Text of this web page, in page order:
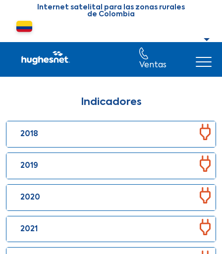
Skip to main content
Internet satelital para las zonas rurales
de Colombia
Cambiar país o región
Ventas
Indicadores
2018
2019
2020
2021